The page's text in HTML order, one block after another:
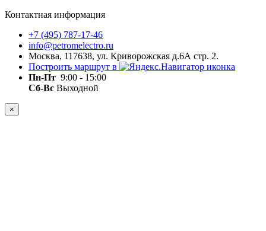
Контактная информация
+7 (495) 787-17-46
info@petromelectro.ru
Москва, 117638, ул. Криворожская д.6А стр. 2.
Построить маршрут в
Пн-Пт 9:00 - 15:00
Сб-Вс Выходной
×